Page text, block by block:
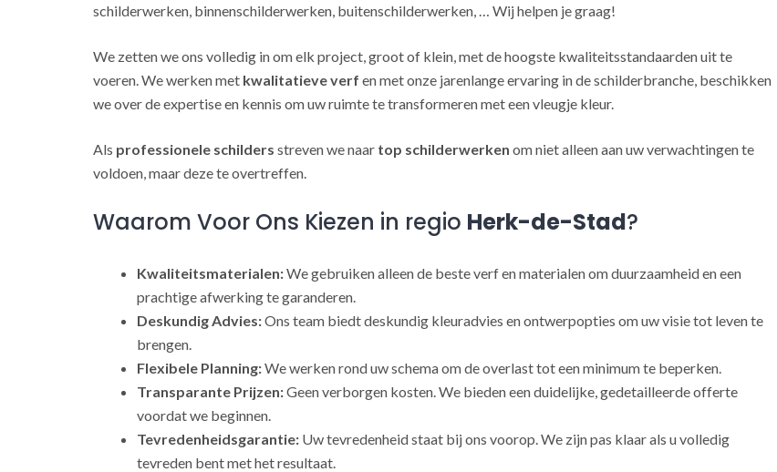
schilderwerken, binnenschilderwerken, buitenschilderwerken, … Wij helpen je graag!
We zetten we ons volledig in om elk project, groot of klein, met de hoogste kwaliteitsstandaarden uit te
voeren. We werken met kwalitatieve verf en met onze jarenlange ervaring in de schilderbranche, beschikken
we over de expertise en kennis om uw ruimte te transformeren met een vleugje kleur.
Als professionele schilders streven we naar top schilderwerken om niet alleen aan uw verwachtingen te
voldoen, maar deze te overtreffen.
Waarom Voor Ons Kiezen in regio Herk-de-Stad?
Kwaliteitsmaterialen:We gebruiken alleen de beste verf en materialen om duurzaamheid en een
prachtige afwerking te garanderen.
Deskundig Advies:Ons team biedt deskundig kleuradvies en ontwerpopties om uw visie tot leven te
brengen.
Flexibele Planning:We werken rond uw schema om de overlast tot een minimum te beperken.
Transparante Prijzen:Geen verborgen kosten. We bieden een duidelijke, gedetailleerde offerte
voordat we beginnen.
Tevredenheidsgarantie: Uw tevredenheid staat bij ons voorop. We zijn pas klaar als u volledig
tevreden bent met het resultaat.